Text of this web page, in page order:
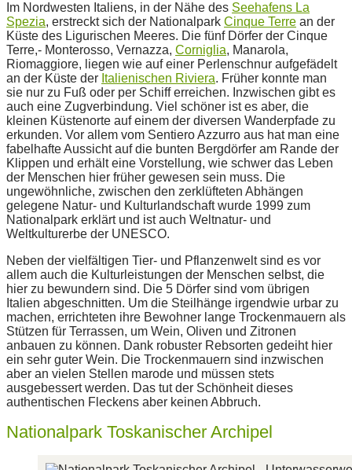
Im Nordwesten Italiens, in der Nähe des Seehafens La
Spezia, erstreckt sich der Nationalpark Cinque Terre an der
Küste des Ligurischen Meeres. Die fünf Dörfer der Cinque
Terre,- Monterosso, Vernazza, Corniglia, Manarola,
Riomaggiore, liegen wie auf einer Perlenschnur aufgefädelt
an der Küste der Italienischen Riviera. Früher konnte man
sie nur zu Fuß oder per Schiff erreichen. Inzwischen gibt es
auch eine Zugverbindung. Viel schöner ist es aber, die
kleinen Küstenorte auf einem der diversen Wanderpfade zu
erkunden. Vor allem vom Sentiero Azzurro aus hat man eine
fabelhafte Aussicht auf die bunten Bergdörfer am Rande der
Klippen und erhält eine Vorstellung, wie schwer das Leben
der Menschen hier früher gewesen sein muss. Die
ungewöhnliche, zwischen den zerklüfteten Abhängen
gelegene Natur- und Kulturlandschaft wurde 1999 zum
Nationalpark erklärt und ist auch Weltnatur- und
Weltkulturerbe der UNESCO.
Neben der vielfältigen Tier- und Pflanzenwelt sind es vor
allem auch die Kulturleistungen der Menschen selbst, die
hier zu bewundern sind. Die 5 Dörfer sind vom übrigen
Italien abgeschnitten. Um die Steilhänge irgendwie urbar zu
machen, errichteten ihre Bewohner lange Trockenmauern als
Stützen für Terrassen, um Wein, Oliven und Zitronen
anbauen zu können. Dank robuster Rebsorten gedeiht hier
ein sehr guter Wein. Die Trockenmauern sind inzwischen
aber an vielen Stellen marode und müssen stets
ausgebessert werden. Das tut der Schönheit dieses
authentischen Fleckens aber keinen Abbruch.
Nationalpark Toskanischer Archipel